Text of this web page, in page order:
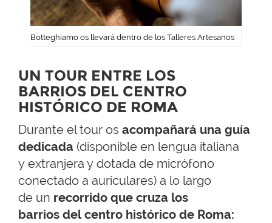
Botteghiamo os llevará dentro de los Talleres Artesanos
UN TOUR ENTRE LOS
BARRIOS DEL CENTRO
HISTÓRICO DE ROMA
Durante el tour os acompañará una guía
dedicada (disponible en lengua italiana
y extranjera y dotada de micrófono
conectado a auriculares) a lo largo
de un recorrido que cruza los
barrios del centro histórico de Roma: